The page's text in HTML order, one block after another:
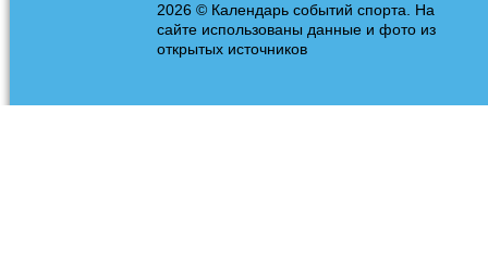
2026 © Календарь событий спорта. На
сайте использованы данные и фото из
открытых источников